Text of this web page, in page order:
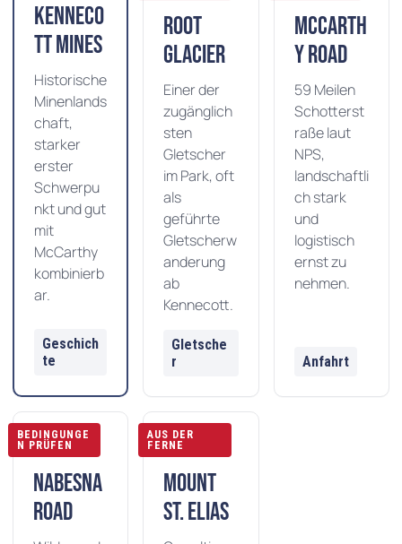
Kenneco
tt Mines
Historische
Minenlands
chaft,
starker
erster
Schwerpu
nkt und gut
mit
McCarthy
kombinierb
ar.
Geschich
te
Root
Glacier
Einer der
zugänglich
sten
Gletscher
im Park, oft
als
geführte
Gletscherw
anderung
ab
Kennecott.
Gletsche
r
McCarth
y Road
59 Meilen
Schotterst
raße laut
NPS,
landschaftli
ch stark
und
logistisch
ernst zu
nehmen.
Anfahrt
BEDINGUNGE
N PRÜFEN
Nabesna
Road
AUS DER
FERNE
Mount
St. Elias